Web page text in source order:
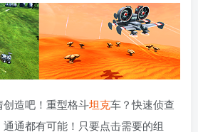
造吧！重型格斗坦克车？快速侦查
通都有可能！只要点击需要的组